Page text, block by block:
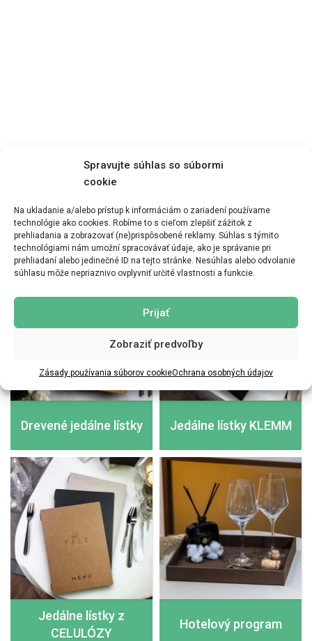
Spravujte súhlas so súbormi
cookie
Na ukladanie a/alebo prístup k informáciám o zariadení používame
technológie ako cookies. Robíme to s cieľom zlepšiť zážitok z
prehliadania a zobrazovať (ne)prispôsobené reklamy. Súhlas s týmito
technológiami nám umožní spracovávať údaje, ako je správanie pri
prehliadaní alebo jedinečné ID na tejto stránke. Nesúhlas alebo odvolanie
súhlasu môže nepriaznivo ovplyvniť určité vlastnosti a funkcie.
Prijať
Zobraziť predvoľby
Zásady používania súborov cookieOchrana osobných údajov
Zobraziť menu
Drevené jedálne lístky Jedálne lístky KLEMM
Jedálne lístky z
CELULÓZY
Hotelový program